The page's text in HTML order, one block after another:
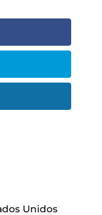
Unidos